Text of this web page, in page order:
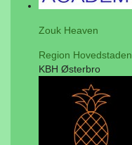
Zouk Heaven
Region Hovedstaden
KBH Østerbro